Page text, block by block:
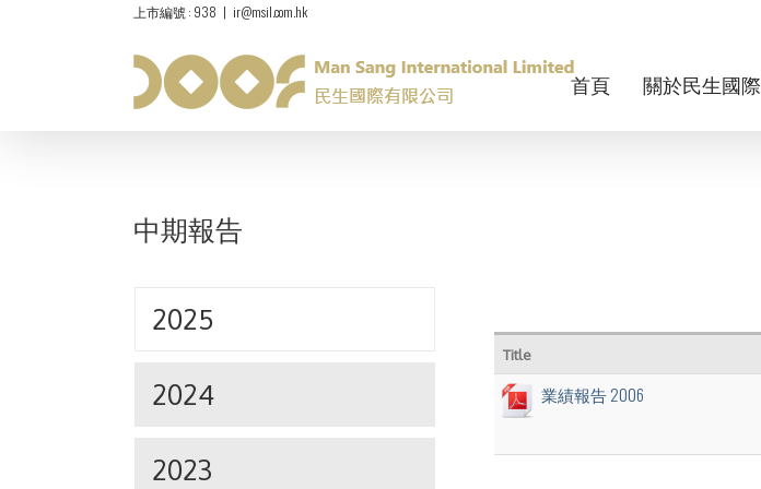
上市編號 : 938 | ir@msil.com.hk
首頁 關於民生國際
中期報告
2025
2024
2023
Title
業績報告 2006